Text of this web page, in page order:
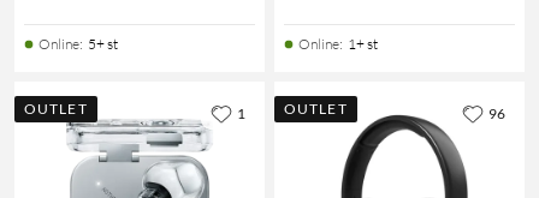
Online: 5+ st Online: 1+ st
OUTLET 1 OUTLET 96